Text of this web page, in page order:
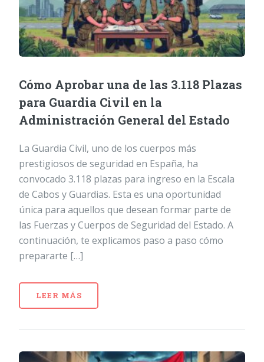
Cómo Aprobar una de las 3.118 Plazas
para Guardia Civil en la
Administración General del Estado
La Guardia Civil, uno de los cuerpos más
prestigiosos de seguridad en España, ha
convocado 3.118 plazas para ingreso en la Escala
de Cabos y Guardias. Esta es una oportunidad
única para aquellos que desean formar parte de
las Fuerzas y Cuerpos de Seguridad del Estado. A
continuación, te explicamos paso a paso cómo
prepararte […]
LEER MÁS